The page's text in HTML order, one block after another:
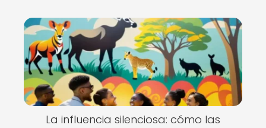
La influencia silenciosa: cómo las